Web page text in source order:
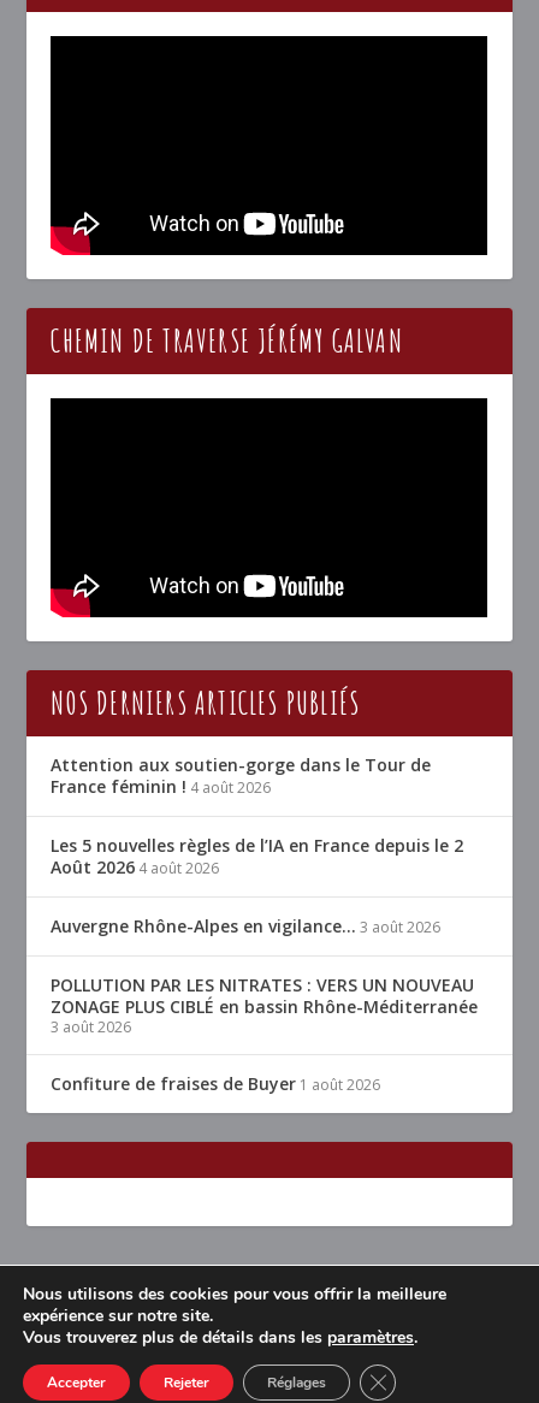
CHEMIN DE TRAVERSE JÉRÉMY GALVAN
NOS DERNIERS ARTICLES PUBLIÉS
Attention aux soutien-gorge dans le Tour de
France féminin ! 4 août 2026
Les 5 nouvelles règles de l’IA en France depuis le 2
Août 2026 4 août 2026
Auvergne Rhône-Alpes en vigilance… 3 août 2026
POLLUTION PAR LES NITRATES : VERS UN NOUVEAU
ZONAGE PLUS CIBLÉ en bassin Rhône-Méditerranée
3 août 2026
Confiture de fraises de Buyer 1 août 2026
Conçu parElegant Themes | Propulsé parWordPress
Accueil Restaurants Lyon & alentours
Mentions légales
Contact
Nous utilisons des cookies pour vous offrir la meilleure
expérience sur notre site.
Vous trouverez plus de détails dans les paramètres.
Accepter Rejeter Réglages CLOSE GDPR